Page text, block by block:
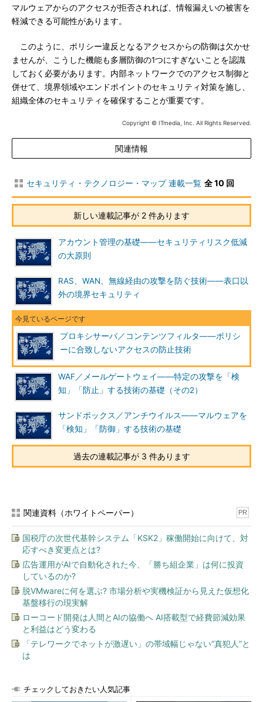
マルウェアからのアクセスが拒否されれば、情報漏えいの被害を
軽減できる可能性があります。
このように、ポリシー違反となるアクセスからの防御は欠かせ
ませんが、こうした機能も多層防御の1つにすぎないことを認識
しておく必要があります。内部ネットワークでのアクセス制御と
併せて、境界領域やエンドポイントのセキュリティ対策を施し、
組織全体のセキュリティを確保することが重要です。
Copyright © ITmedia, Inc. All Rights Reserved.
関連情報
セキュリティ・テクノロジー・マップ 連載一覧 全 10 回
新しい連載記事が 2 件あります
アカウント管理の基礎――セキュリティリスク低減
の大原則
RAS、WAN、無線経由の攻撃を防ぐ技術――表口以
外の境界セキュリティ
プロキシサーバ／コンテンツフィルタ――ポリシ
ーに合致しないアクセスの防止技術
WAF／メールゲートウェイ――特定の攻撃を「検
知」「防止」する技術の基礎（その2）
サンドボックス／アンチウイルス――マルウェアを
「検知」「防御」する技術の基礎
過去の連載記事が 3 件あります
関連資料（ホワイトペーパー） PR
国税庁の次世代基幹システム「KSK2」稼働開始に向けて、対
応すべき変更点とは?
広告運用がAIで自動化された今、「勝ち組企業」は何に投資
しているのか?
脱VMwareに何を選ぶ? 市場分析や実機検証から見えた仮想化
基盤移行の現実解
ローコード開発は人間とAIの協働へ AI搭載型で経費節減効果
と利益はどう変わる
「テレワークでネットが激遅い」の帯域幅じゃない“真犯人”と
は
チェックしておきたい人気記事